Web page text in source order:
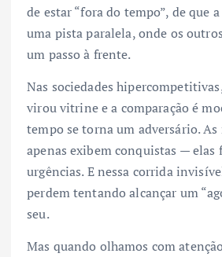
de estar “fora do tempo”, de que
uma pista paralela, onde os
um passo à frente.
Nas sociedades
virou vitrine e a comparação é
tempo se torna um adversário. As
apenas exibem conquistas — elas
urgências. E nessa corrida
perdem tentando alcançar um
seu.
Mas quando olhamos com